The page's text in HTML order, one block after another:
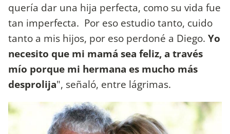
quería dar una hija perfecta, como su vida fue
tan imperfecta. Por eso estudio tanto, cuido
tanto a mis hijos, por eso perdoné a Diego. Yo
necesito que mi mamá sea feliz, a través
mío porque mi hermana es mucho más
desprolija", señaló, entre lágrimas.